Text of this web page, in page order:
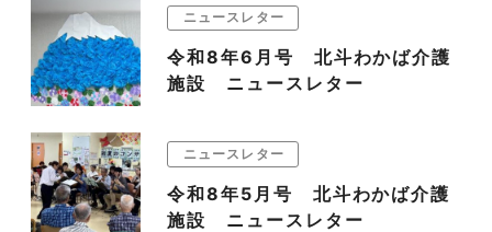
ニュースレター
令和8年6月号 北斗わかば介護
施設 ニュースレター
ニュースレター
令和8年5月号 北斗わかば介護
施設 ニュースレター